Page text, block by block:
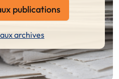
publications
archives